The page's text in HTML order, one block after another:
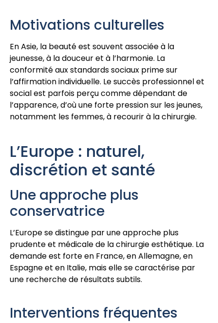
Motivations culturelles
En Asie, la beauté est souvent associée à la
jeunesse, à la douceur et à l’harmonie. La
conformité aux standards sociaux prime sur
l’affirmation individuelle. Le succès professionnel et
social est parfois perçu comme dépendant de
l’apparence, d’où une forte pression sur les jeunes,
notamment les femmes, à recourir à la chirurgie.
L’Europe : naturel,
discrétion et santé
Une approche plus
conservatrice
L’Europe se distingue par une approche plus
prudente et médicale de la chirurgie esthétique. La
demande est forte en France, en Allemagne, en
Espagne et en Italie, mais elle se caractérise par
une recherche de résultats subtils.
Interventions fréquentes